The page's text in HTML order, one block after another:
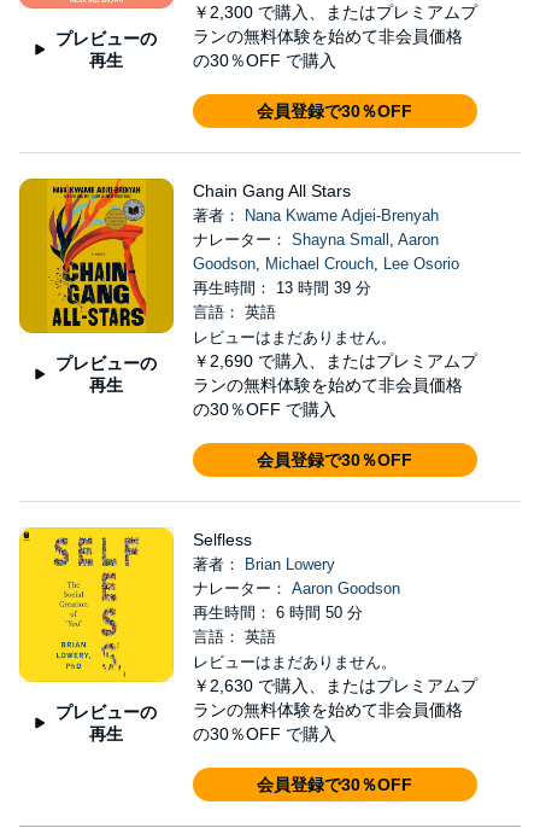
プレビューの
再生
￥2,300 で購入、またはプレミアムプ
ランの無料体験を始めて非会員価格
の30％OFF で購入
会員登録で30％OFF
プレビューの
再生
Chain Gang All Stars
著者：
Nana Kwame Adjei-Brenyah
ナレーター： Shayna Small , Aaron
Goodson, Michael Crouch, Lee Osorio
再生時間： 13 時間 39 分
言語： 英語
レビューはまだありません。
￥2,690 で購入、またはプレミアムプ
ランの無料体験を始めて非会員価格
の30％OFF で購入
会員登録で30％OFF
プレビューの
再生
Selfless
著者：
Brian Lowery
ナレーター： Aaron Goodson
再生時間： 6 時間 50 分
言語： 英語
レビューはまだありません。
￥2,630 で購入、またはプレミアムプ
ランの無料体験を始めて非会員価格
の30％OFF で購入
会員登録で30％OFF